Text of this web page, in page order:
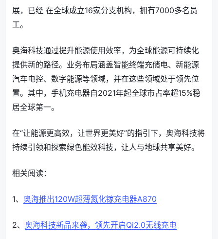
展，已经 在全球成立16家分支机构，拥有7000多名员
工。
奥海科技通过提升能源使用效率，为全球能源可持续化
提供新的路径。业务布局涵盖智能终端充储电、新能源
汽车电控、数字能源等领域，并在这些领域处于领先位
置。其中，手机充电器自2021年起全球市占率超15%稳
居全球第一。
在“让能源更高效，让世界更美好”的指引下，奥海科技将
持续引领和探索绿色能效科技，让人与地球共享美好。
相关阅读：
1、 奥海推出120W超薄氮化镓充电器A870
2、 奥海科技新品来袭，领先开启Qi2.0无线充电